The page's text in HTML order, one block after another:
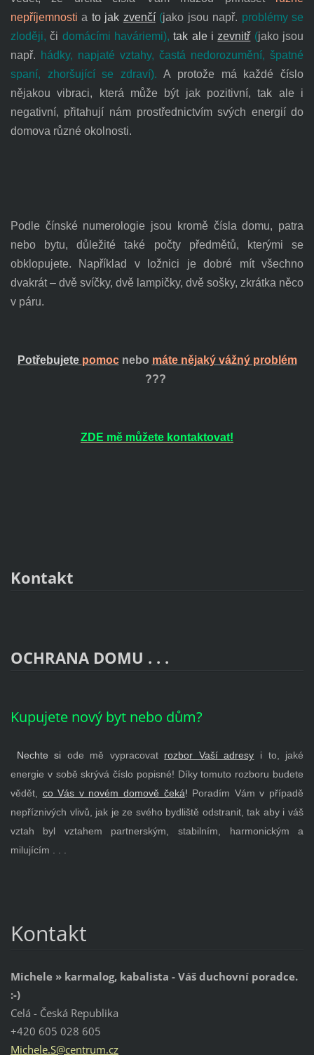
nepříjemnostia to jak zvenčí (jako jsou např. problémy se
zloději, či domácími haváriemi), tak ale i zevnitř (jako jsou
např. hádky, napjaté vztahy, častá nedorozumění, špatné
spaní, zhoršující se zdraví). A protože má každé číslo
nějakou vibraci, která může být jak pozitivní, tak ale i
negativní, přitahují nám prostřednictvím svých energií do
domova různé okolnosti.
Podle čínské numerologie jsou kromě čísla domu, patra
nebo bytu, důležité také počty předmětů, kterými se
obklopujete. Například v ložnici je dobré mít všechno
dvakrát – dvě svíčky, dvě lampičky, dvě sošky, zkrátka něco
v páru.
Potřebujete pomocnebo máte nějaký vážný problém
???
ZDE mě můžete kontaktovat!
Kontakt
OCHRANA DOMU . . .
Kupujete nový byt nebo dům?
Nechte si ode mě vypracovat rozbor Vaší adresy i to, jaké
energie v sobě skrývá číslo popisné! Díky tomuto rozboru budete
vědět,
co Vás v novém domově čeká! Poradím Vám v případě
nepříznivých vlivů, jak je ze svého bydliště odstranit, tak abyi váš
vztah byl vztahem partnerským, stabilním, harmonickým a
milujícím
Kontakt
Michele » karmalog, kabalista - Váš duchovní poradce.
:-)
Celá - Česká Republika
+420 605 028 605
Michele.S@centrum.cz